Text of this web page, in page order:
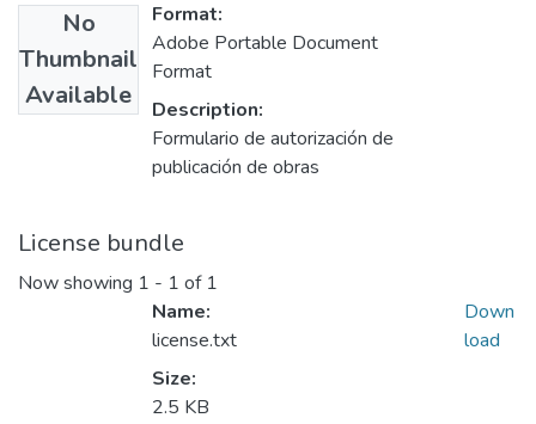
No
Thumbnail
Available
Format:
Adobe Portable Document
Format
Description:
Formulario de autorización de
publicación de obras
License bundle
Now showing 1 - 1 of 1
Name:
license.txt
Size:
2.5 KB
Down
load